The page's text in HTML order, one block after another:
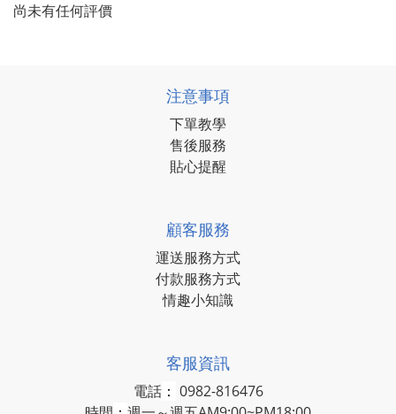
尚未有任何評價
注意事項
下單教學
售後服務
貼心提醒
顧客服務
運送服務方式
付款服務方式
情趣小知識
客服資訊
電話： 0982-816476